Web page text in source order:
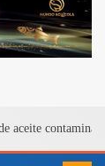
aceite